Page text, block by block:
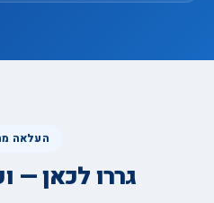
העלאה
גררו לכאן —